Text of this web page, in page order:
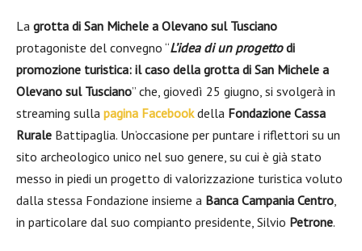
La grotta di San Michele a Olevano sul Tusciano
protagoniste del convegno “L’idea di un progettodi
promozione turistica: il caso della grotta di San Michele a
Olevano sul Tusciano” che, giovedì 25 giugno, si svolgerà in
streaming sulla pagina Facebookdella Fondazione Cassa
Rurale Battipaglia. Un’occasione per puntare i riflettori su un
sito archeologico unico nel suo genere, su cui è già stato
messo in piedi un progetto di valorizzazione turistica voluto
dalla stessa Fondazione insieme a Banca Campania Centro,
in particolare dal suo compianto presidente, Silvio Petrone.